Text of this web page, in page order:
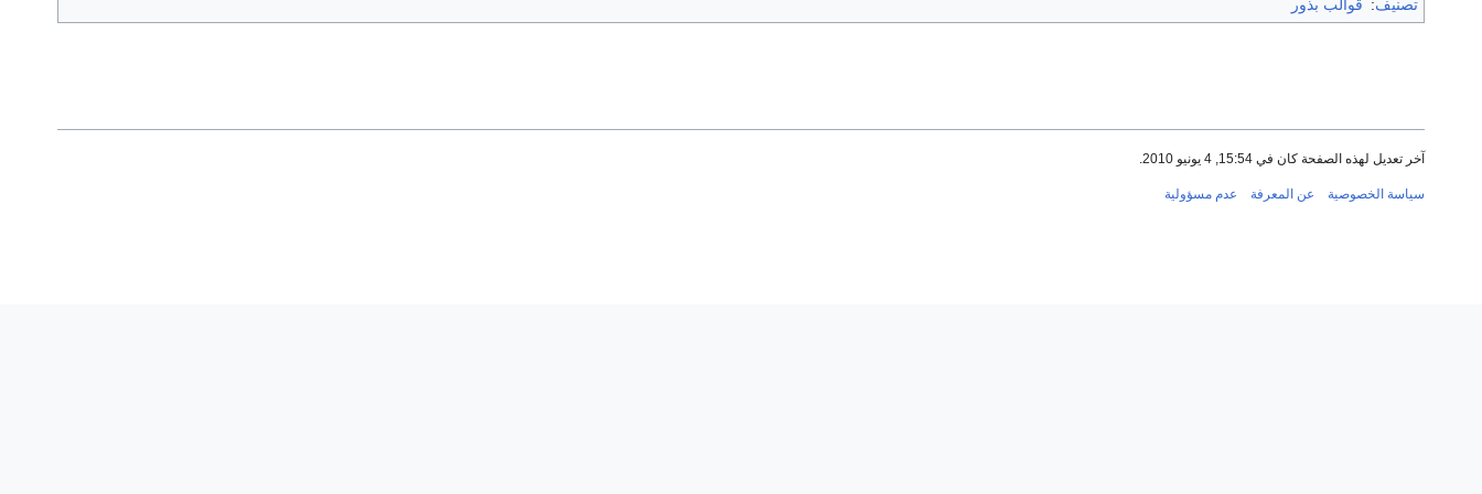
تصنيف: قوالب بذور
آخر تعديل لهذه الصفحة كان في 15:54, 4 يونيو 2010.
سياسة الخصوصية عن المعرفة عدم مسؤولية